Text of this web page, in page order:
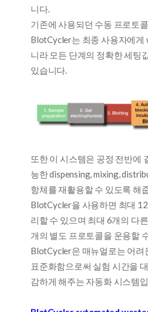
니다.
기존에 사용되던 수동 프로토
BlotCycler는 최종 사용자에게
니라 모든 단계의 정확한 세팅
있습니다.
또한 이 시스템은 공정 전반에
능한 dispensing, mixing,
항체를 재활용할 수 있도록 해
BlotCycler을 사용하면 최대
리할 수 있으며 최대 6개의 다
개의 별도 프로토콜을 운용할
BlotCycler은 매뉴얼로는 어려
표준화함으로써 실험 시간을
감하게 해주는 자동화 시스템